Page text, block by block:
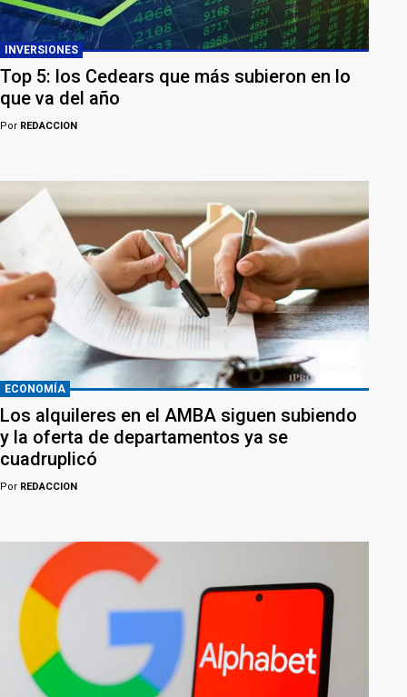
INVERSIONES
Top 5: los Cedears que más subieron en lo
que va del año
Por REDACCION
ECONOMÍA
Los alquileres en el AMBA siguen subiendo
y la oferta de departamentos ya se
cuadruplicó
Por REDACCION